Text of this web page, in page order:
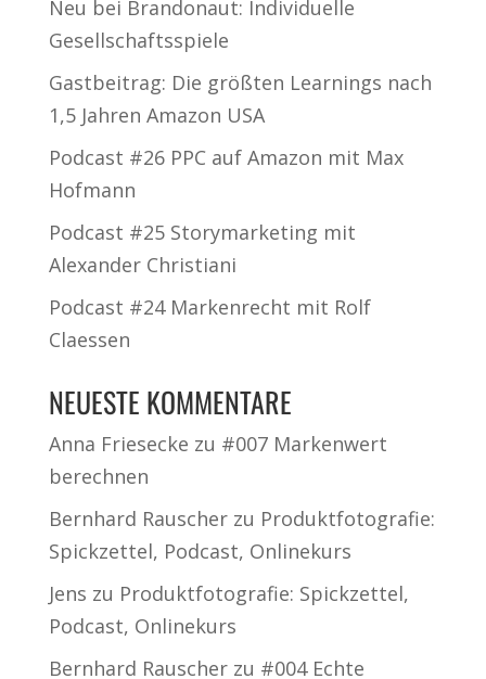
Neu bei Brandonaut: Individuelle
Gesellschaftsspiele
Gastbeitrag: Die größten Learnings nach
1,5 Jahren Amazon USA
Podcast #26 PPC auf Amazon mit Max
Hofmann
Podcast #25 Storymarketing mit
Alexander Christiani
Podcast #24 Markenrecht mit Rolf
Claessen
NEUESTE KOMMENTARE
Anna Friesecke zu #007 Markenwert
berechnen
Bernhard Rauscherzu Produktfotografie:
Spickzettel, Podcast, Onlinekurs
Jens zu Produktfotografie: Spickzettel,
Podcast, Onlinekurs
Bernhard Rauscherzu #004 Echte